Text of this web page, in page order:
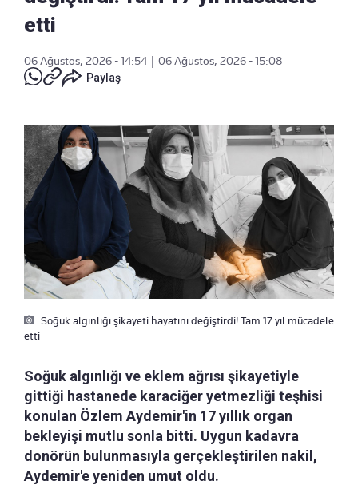
etti
06 Ağustos, 2026 - 14:54
06 Ağustos, 2026 - 15:08
Paylaş
Soğuk algınlığı şikayeti hayatını değiştirdi! Tam 17 yıl mücadele
etti
Soğuk algınlığı ve eklem ağrısı şikayetiyle
gittiği hastanede karaciğer yetmezliği teşhisi
konulan Özlem Aydemir'in 17 yıllık organ
bekleyişi mutlu sonla bitti. Uygun kadavra
donörün bulunmasıyla gerçekleştirilen nakil,
Aydemir'e yeniden umut oldu.